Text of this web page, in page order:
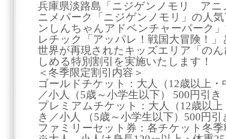
兵庫県淡路島「ニジゲンノモリ アニ
ニメパーク「ニジゲンノモリ」の人
ンしんちゃんアドベンチャーパーク
レチック「アッパレ！戦国大冒険！
世界が再現されたキッズエリア「の
しめる特別割引を実施いたします！
＜冬季限定割引内容＞
ゴールドチケット：大人（12歳以上・
／小人（5歳～小学生以下） 500円引き
プレミアムチケット：大人（12歳以上
き／小人 （5歳～小学生以下）500円引
ファミリーセット券：各チケット冬季